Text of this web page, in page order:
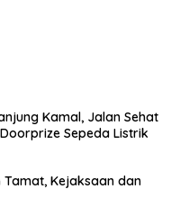
Kamal, Jalan Sehat
Sepeda Listrik
Tamat, Kejaksaan dan